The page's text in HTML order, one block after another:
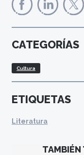
CATEGORÍAS
Cultura
ETIQUETAS
Literatura
TAMBIÉN